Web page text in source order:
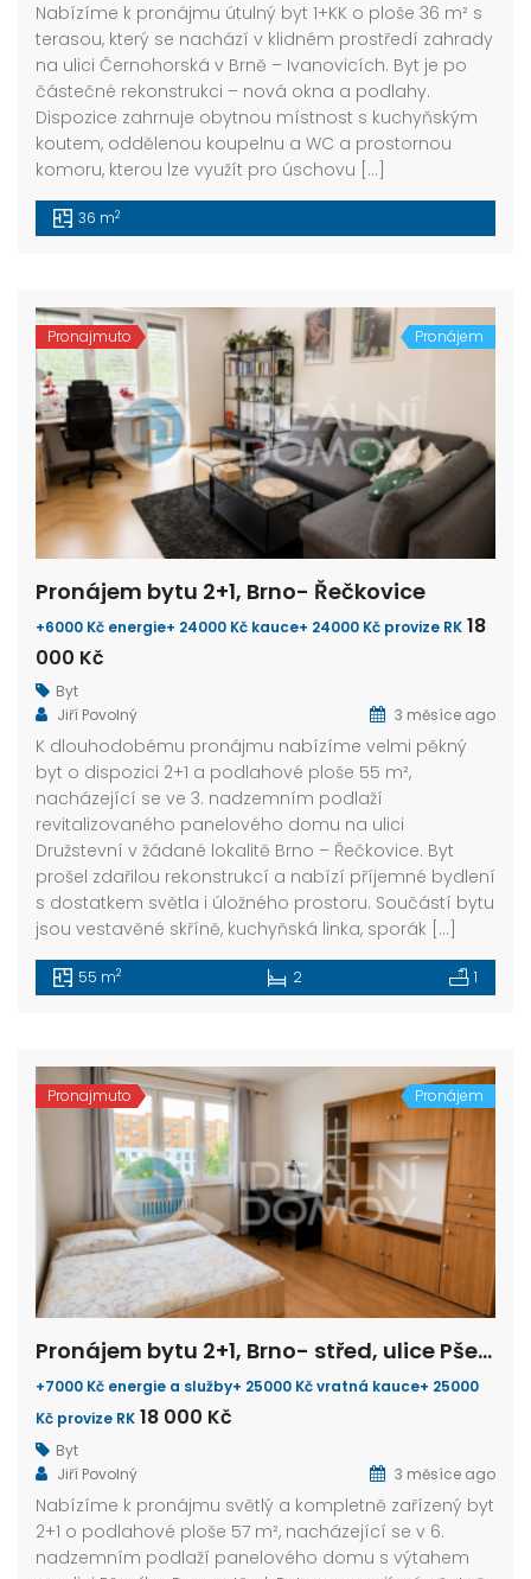
Nabízíme k pronájmu útulný byt 1+KK o ploše 36 m² s
terasou, který se nachází v klidném prostředí zahrady
na ulici Černohorská v Brně – Ivanovicích. Byt je po
částečné rekonstrukci – nová okna a podlahy.
Dispozice zahrnuje obytnou místnost s kuchyňským
koutem, oddělenou koupelnu a WC a prostornou
komoru, kterou lze využít pro úschovu […]
36 m2
Pronajmuto Pronájem
Pronájem bytu 2+1, Brno- Řečkovice
+6000 Kč energie+ 24000 Kč kauce+ 24000 Kč provize RK 18
000 Kč
Byt
Jiří Povolný
3 měsíce ago
K dlouhodobému pronájmu nabízíme velmi pěkný
byt o dispozici 2+1 a podlahové ploše 55 m²,
nacházející se ve 3. nadzemním podlaží
revitalizovaného panelového domu na ulici
Družstevní v žádané lokalitě Brno – Řečkovice. Byt
prošel zdařilou rekonstrukcí a nabízí příjemné bydlení
s dostatkem světla i úložného prostoru. Součástí bytu
jsou vestavěné skříně, kuchyňská linka, sporák […]
55 m2 2 1
Pronajmuto Pronájem
Pronájem bytu 2+1, Brno- střed, ulice Pšeník
+7000 Kč energie a služby+ 25000 Kč vratná kauce+ 25000
Kč provize RK 18 000 Kč
Byt
Jiří Povolný
3 měsíce ago
Nabízíme k pronájmu světlý a kompletně zařízený byt
2+1 o podlahové ploše 57 m², nacházející se v 6.
nadzemním podlaží panelového domu s výtahem